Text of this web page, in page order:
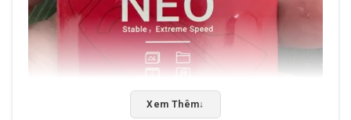
Xem Thêm↓